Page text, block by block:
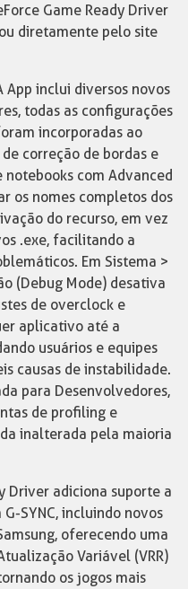
Game Ready Driver
diretamente pelo site
App inclui diversos novos
todas as configurações
incorporadas ao
correção de bordas e
com Advanced
os nomes completos dos
do recurso, em vez
.exe, facilitando a
Em Sistema >
(Debug Mode) desativa
de overclock e
aplicativo até a
usuários e equipes
causas de instabilidade.
para Desenvolvedores,
de profiling e
inalterada pela maioria
Driver adiciona suporte a
SYNC, incluindo novos
oferecendo uma
Variável (VRR)
os jogos mais